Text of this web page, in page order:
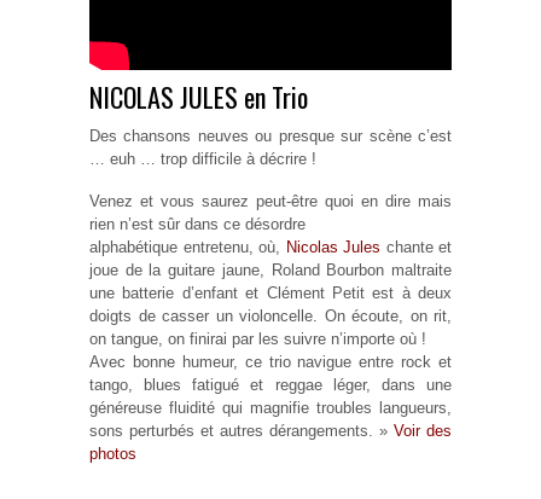
NICOLAS JULES en Trio
Des chansons neuves ou presque sur scène c’est
… euh … trop difficile à décrire !
Venez et vous saurez peut-être quoi en dire mais
rien n’est sûr dans ce désordre
alphabétique entretenu, où, Nicolas Jules chante et
joue de la guitare jaune, Roland Bourbon maltraite
une batterie d’enfant et Clément Petit est à deux
doigts de casser un violoncelle. On écoute, on rit,
on tangue, on finirai par les suivre n’importe où !
Avec bonne humeur, ce trio navigue entre rock et
tango, blues fatigué et reggae léger, dans une
généreuse fluidité qui magnifie troubles langueurs,
sons perturbés et autres dérangements. » Voir des
photos